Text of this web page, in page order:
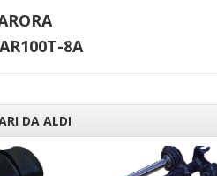
AR100T-8A
DA ALDI